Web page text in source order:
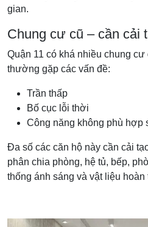
gian.
Chung cư cũ – cần cải
Quận 11 có khá nhiều chung
thường gặp các vấn đề:
Trần thấp
Bố cục lỗi thời
Công năng không phù hợp
Đa số các căn hộ này cần cải
phân chia phòng, hệ tủ, bếp,
thống ánh sáng và vật liệu hoàn